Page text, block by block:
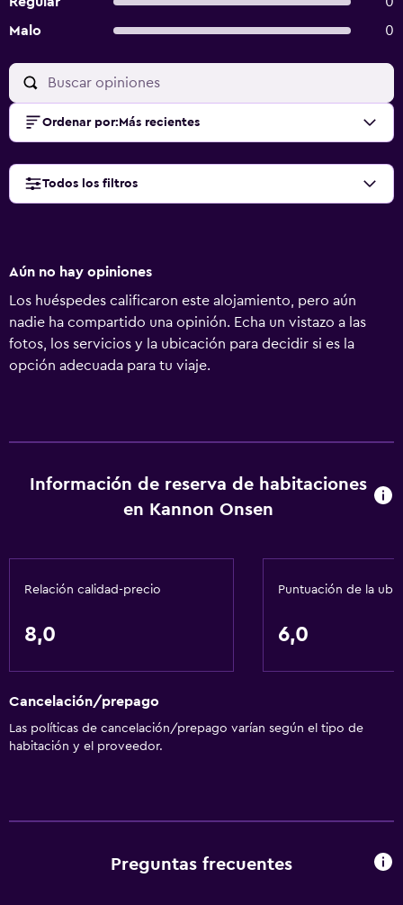
Malo
0
Ordenar por: Más recientes
Todos los filtros
Aún no hay opiniones
Los huéspedes calificaron este alojamiento, pero aún
nadie ha compartido una opinión. Echa un vistazo a las
fotos, los servicios y la ubicación para decidir si es la
opción adecuada para tu viaje.
Información de reserva de habitaciones
en Kannon Onsen
Relación calidad-precio
8,0
Puntuación de la
6,0
Cancelación/prepago
Las políticas de cancelación/prepago varían según el tipo de
habitación y el proveedor.
Preguntas frecuentes